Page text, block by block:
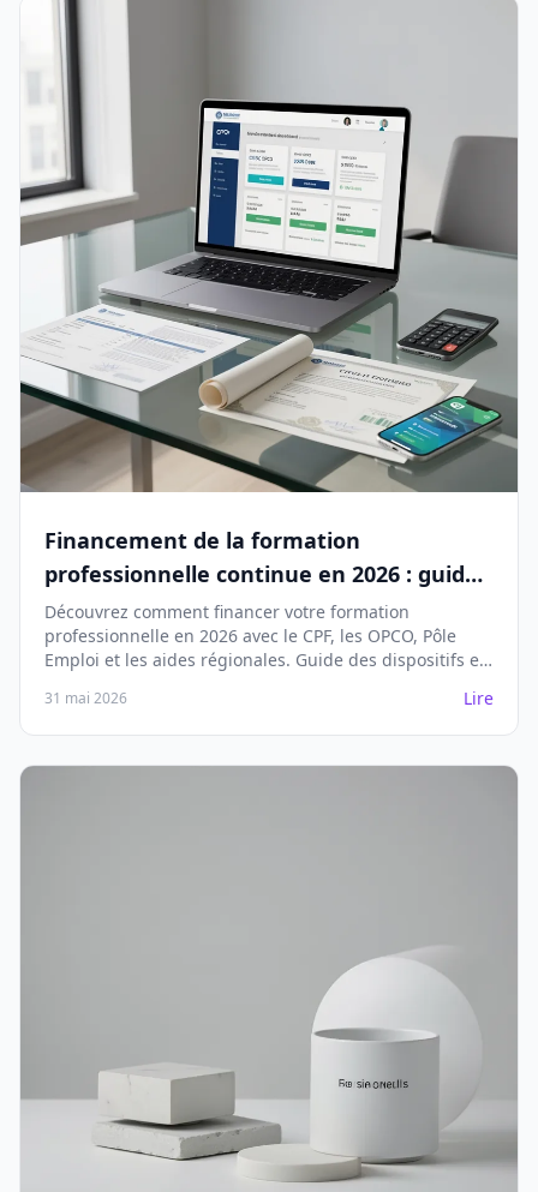
Financement de la formation
professionnelle continue en 2026 : guide
complet
Découvrez comment financer votre formation
professionnelle en 2026 avec le CPF, les OPCO, Pôle
Emploi et les aides régionales. Guide des dispositifs et
31 mai 2026 Lire